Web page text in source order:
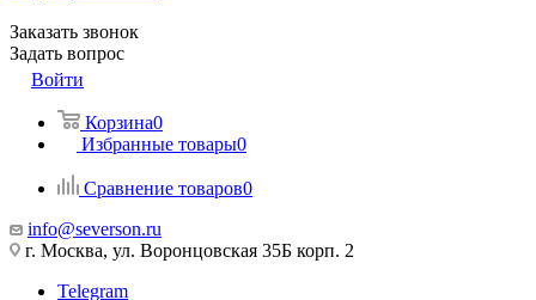
Заказать звонок
Задать вопрос
Войти
Корзина0
Избранные товары0
Сравнение товаров0
info@severson.ru
г. Москва, ул. Воронцовская 35Б корп. 2
Telegram